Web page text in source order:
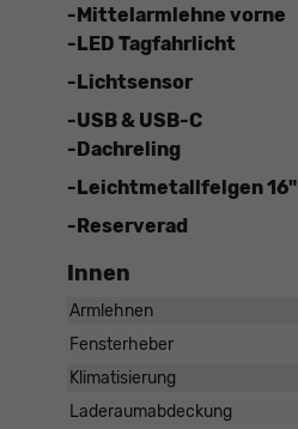
-Mittelarmlehne vorne
-LED Tagfahrlicht
-Lichtsensor
-USB & USB-C
-Dachreling
-Leichtmetallfelgen 16"
-Reserverad
Innen
Armlehnen
Fensterheber
Klimatisierung
Laderaumabdeckung